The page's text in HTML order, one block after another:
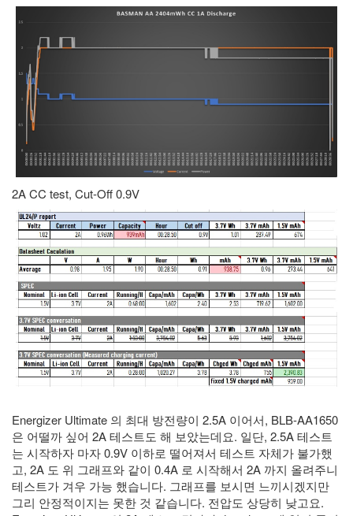
2A CC test, Cut-Off 0.9V
Energizer Ultimate 의 최대 방전량이 2.5A 이어서, BLB-AA1650
은 어떨까 싶어 2A 테스트도 해 보았는데요. 일단, 2.5A 테스트
는 시작하자 마자 0.9V 이하로 떨어져서 테스트 자체가 불가했
고, 2A 도 위 그래프와 같이 0.4A 로 시작해서 2A 까지 올려주니
테스트가 겨우 가능 했습니다. 그래프를 보시면 느끼시겠지만
그리 안정적이지는 못한 것 같습니다. 전압도 상당히 낮고요.